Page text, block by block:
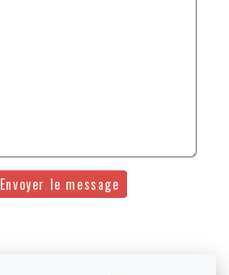
Envoyer le message